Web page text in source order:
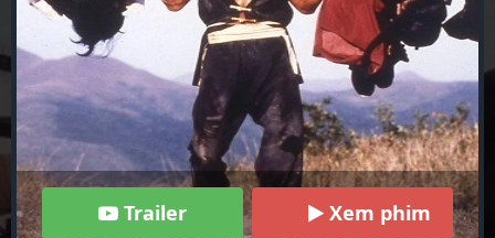
Trailer Xem phim